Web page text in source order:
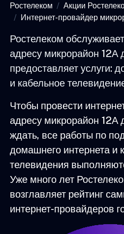
Ростелеком
Акции
Интернет-провайдер
Ростелеком
адресу микрорайон 12А
предоставляет услуги:
и кабельное
Чтобы провести
адресу микрорайон 12А
ждать, все работы по
домашнего интернета и
телевидения
Уже много лет
возглавляет рейтинг
интернет-провайдеров